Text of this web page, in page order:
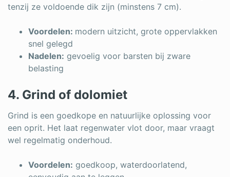
tenzij ze voldoende dik zijn (minstens 7 cm).
Voordelen: modern uitzicht, grote oppervlakken
snel gelegd
Nadelen: gevoelig voor barsten bij zware
belasting
4. Grind of dolomiet
Grind is een goedkope en natuurlijke oplossing voor
een oprit. Het laat regenwater vlot door, maar vraagt
wel regelmatig onderhoud.
Voordelen: goedkoop, waterdoorlatend,